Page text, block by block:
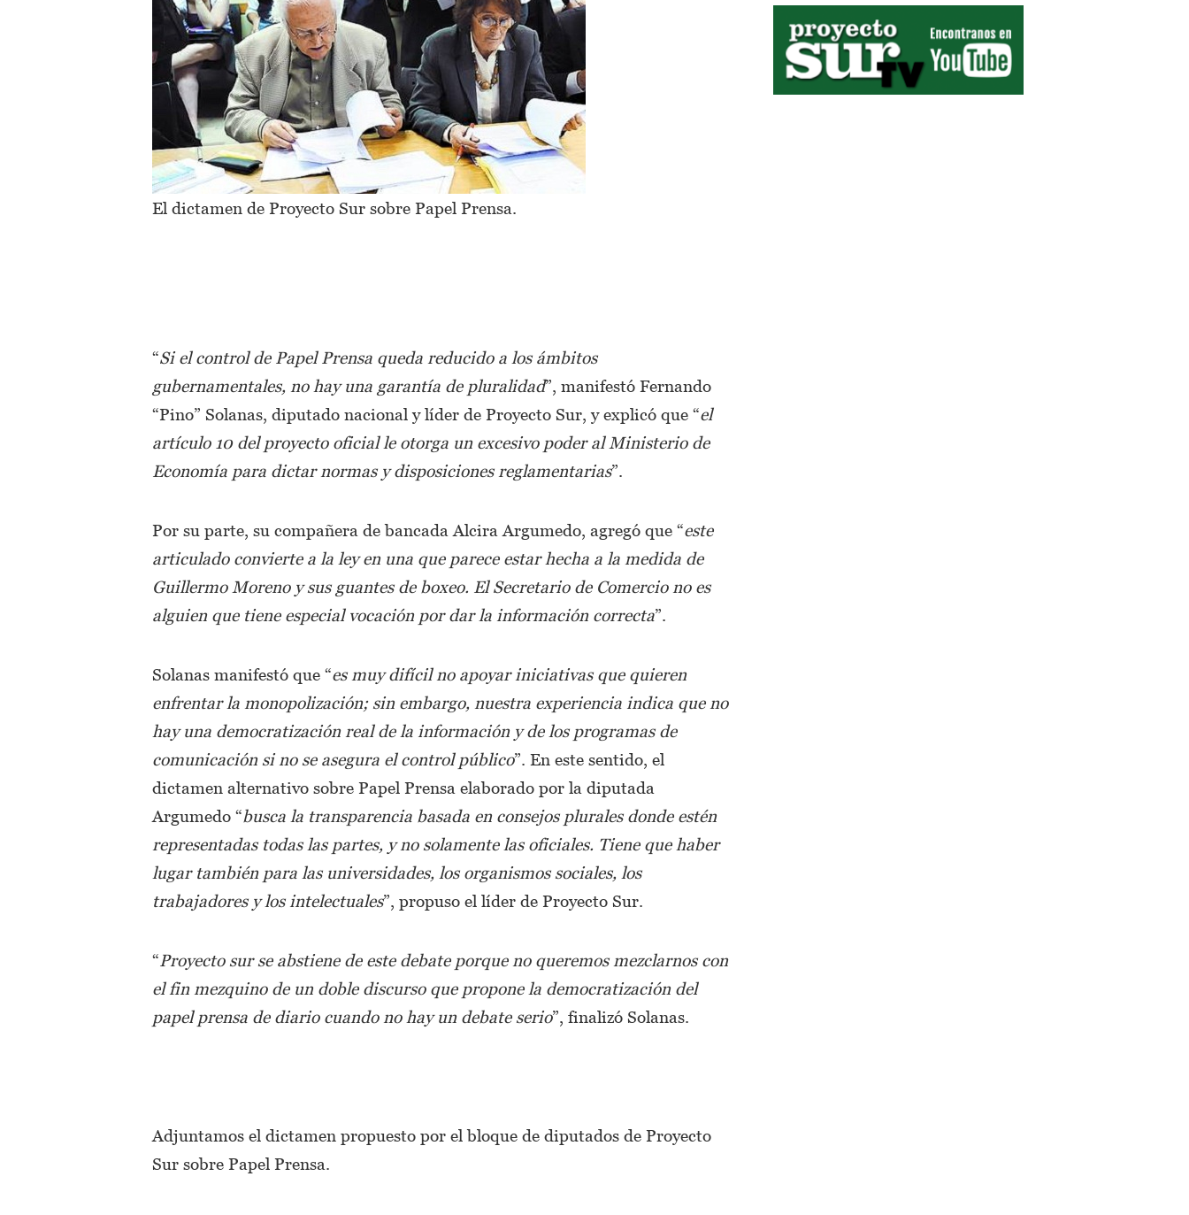
El dictamen de Proyecto Sur sobre Papel Prensa.
“Si el control de Papel Prensa queda reducido a los ámbitos
gubernamentales, no hay una garantía de pluralidad”, manifestó Fernando
“Pino” Solanas, diputado nacional y líder de Proyecto Sur, y explicó que “el
artículo 10 del proyecto oficial le otorga un excesivo poder al Ministerio de
Economía para dictar normas y disposiciones reglamentarias”.
Por su parte, su compañera de bancada Alcira Argumedo, agregó que “este
articulado convierte a la ley en una que parece estar hecha a la medida de
Guillermo Moreno y sus guantes de boxeo. El Secretario de Comercio no es
alguien que tiene especial vocación por dar la información correcta”.
Solanas manifestó que “es muy difícil no apoyar iniciativas que quieren
enfrentar la monopolización; sin embargo, nuestra experiencia indica que no
hay una democratización real de la información y de los programas de
comunicación si no se asegura el control público”. En este sentido, el
dictamen alternativo sobre Papel Prensa elaborado por la diputada
Argumedo “busca la transparencia basada en consejos plurales donde estén
representadas todas las partes, y no solamente las oficiales. Tiene que haber
lugar también para las universidades, los organismos sociales, los
trabajadores y los intelectuales”, propuso el líder de Proyecto Sur.
“Proyecto sur se abstiene de este debate porque no queremos mezclarnos con
el fin mezquino de un doble discurso que propone la democratización del
papel prensa de diario cuando no hay un debate serio”, finalizó Solanas.
Adjuntamos el dictamen propuesto por el bloque de diputados de Proyecto
Sur sobre Papel Prensa.